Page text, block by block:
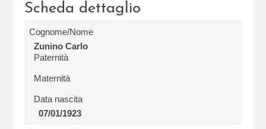
Scheda dettaglio
Cognome/Nome
Zunino Carlo
Paternità
Maternità
Data nascita
07/01/1923